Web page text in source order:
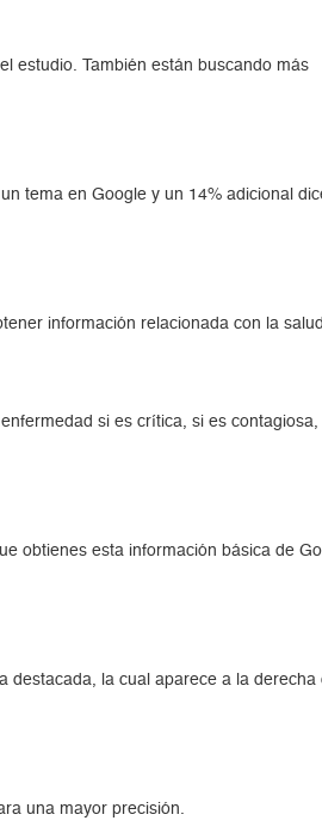
estudio. También están buscando más
tema en Google y un 14% adicional
información relacionada con la
si es crítica, si es contagiosa,
obtienes esta información básica de
destacada, la cual aparece a la derecha
una mayor precisión.